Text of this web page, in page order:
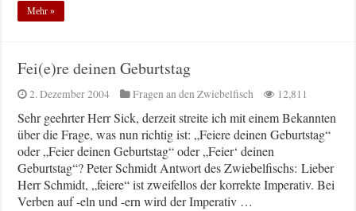
Mehr »
Fei(e)re deinen Geburtstag
2. Dezember 2004 Fragen an den Zwiebelfisch 12,811
Sehr geehrter Herr Sick, derzeit streite ich mit einem Bekannten
über die Frage, was nun richtig ist: „Feiere deinen Geburtstag“
oder „Feier deinen Geburtstag“ oder „Feier‘ deinen
Geburtstag“? Peter Schmidt Antwort des Zwiebelfischs: Lieber
Herr Schmidt, „feiere“ ist zweifellos der korrekte Imperativ. Bei
Verben auf -eln und -ern wird der Imperativ …